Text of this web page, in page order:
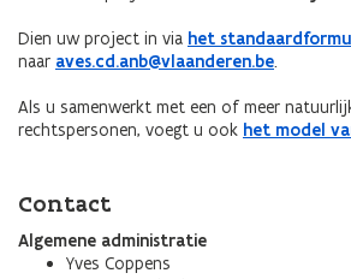
Dien uw project in via het
naar aves.cd.anb@vlaanderen.be.
Als u samenwerkt met een of meer
rechtspersonen, voegt u ook het model
Contact
Algemene administratie
Yves Coppens